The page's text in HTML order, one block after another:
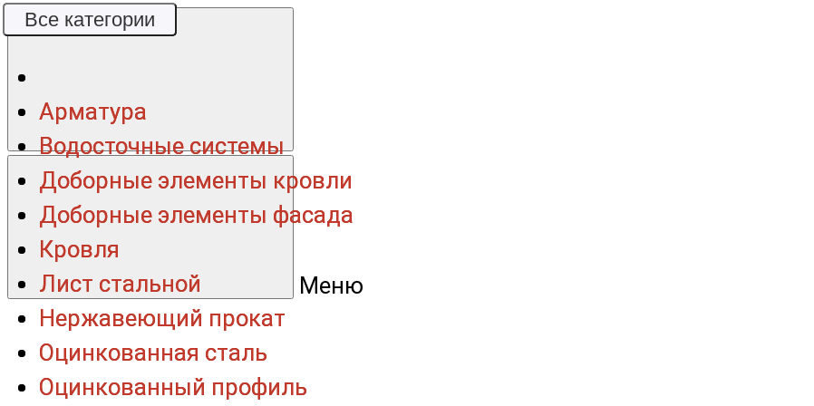
Меню
Все категории
Арматура
Водосточные системы
Доборные элементы кровли
Доборные элементы фасада
Кровля
Лист стальной
Нержавеющий прокат
Оцинкованная сталь
Оцинкованный профиль
Все категории
Арматура
Водосточные системы
Доборные элементы кровли
Доборные элементы фасада
Кровля
Лист стальной
Нержавеющий прокат
Оцинкованная сталь
Оцинкованный профиль